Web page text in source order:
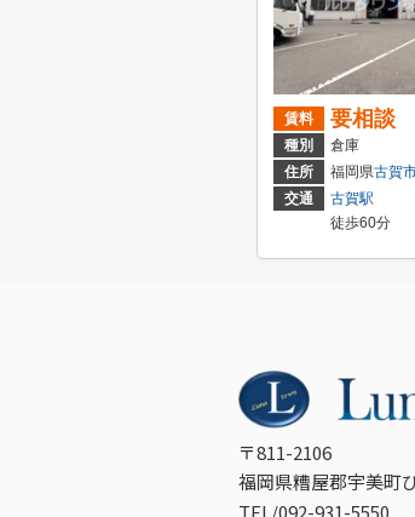
賃料 要相談
種別
倉庫
住所
福岡県古賀
交通
古賀駅
徒歩60分
〒811-2106
福岡県糟屋郡宇美町
TEL/092-931-5550